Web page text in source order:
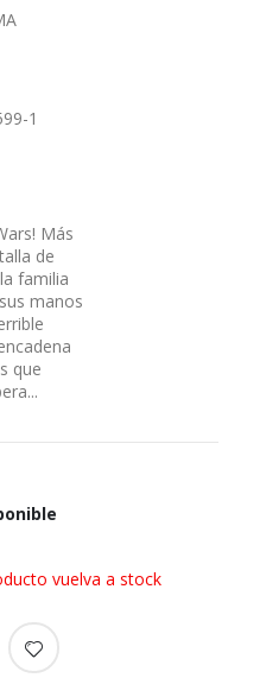
1
Más
de
familia
manos
que
vuelva a stock